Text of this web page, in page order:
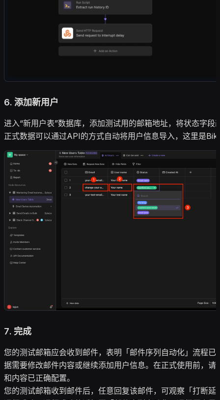
6. 添加新用户
进入“新用户表”数据库，添加测试用的邮箱地址，将状态字段
正式数据可以通过API的方式自动将用户信息导入，这里是
7. 完成
您的测试邮箱应会收到邮件，表明「邮件序列自动化」流程已
据需要修改邮件内容或继续添加用户信息。在正式使用前，请
和内容已正确配置。
您的测试邮箱收到邮件后，任意回复该邮件，可观察「打断延